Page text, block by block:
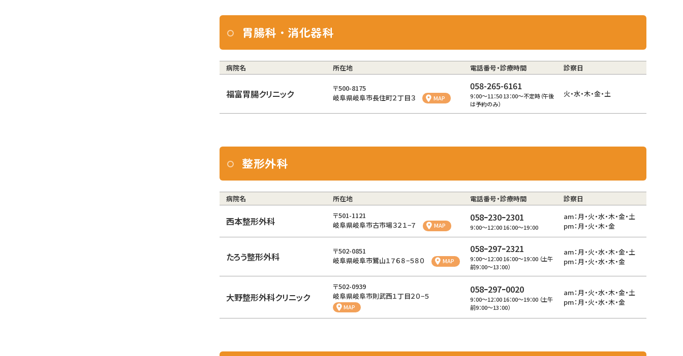
胃腸科・消化器科
病院名 所在地 電話番号・診療時間 診察日
福富胃腸クリニック
〒500-8175
岐阜県岐阜市長住町２丁目３
MAP
058-265-6161
9：00～11：50 13：00～不定時（午後
は予約のみ）
火・水・木・金・土
整形外科
病院名 所在地 電話番号・診療時間 診察日
西本整形外科
〒501-1121
岐阜県岐阜市古市場３２１−７
MAP
058ｰ230ｰ2301
9：00～12：00 16：00～19：00
am：月・火・水・木・金・土
pm：月・火・木・金
たろう整形外科
〒502-0851
岐阜県岐阜市鷺山１７６８−５８０
MAP
058ｰ297ｰ2321
9：00～12：00 16：00～19：00 （土午
前9：00～13：00）
am：月・火・水・木・金・土
pm：月・火・水・木・金
大野整形外科クリニック
〒502-0939
岐阜県岐阜市則武西１丁目２０−５
MAP
058ｰ297ｰ0020
9：00～12：00 16：00～19：00 （土午
前9：00～13：00）
am：月・火・水・木・金・土
pm：月・火・水・木・金